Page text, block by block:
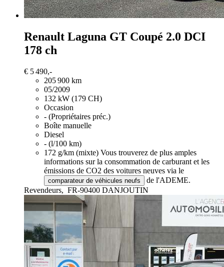
Renault Laguna GT Coupé 2.0 DCI
178 ch
€ 5 490,-
205 900 km
05/2009
132 kW (179 CH)
Occasion
- (Propriétaires préc.)
Boîte manuelle
Diesel
- (l/100 km)
172 g/km (mixte) Vous trouverez de plus amples
informations sur la consommation de carburant et les
émissions de CO2 des voitures neuves via le
comparateur de véhicules neufs
de l'ADEME.
Revendeurs, FR-90400 DANJOUTIN